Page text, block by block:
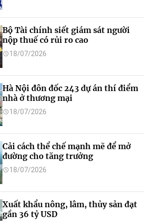
Bộ Tài chính siết giám sát người
nộp thuế có rủi ro cao
18/07/2026
Hà Nội đôn đốc 243 dự án thí điểm
nhà ở thương mại
18/07/2026
Cải cách thể chế mạnh mẽ để mở
đường cho tăng trưởng
18/07/2026
Xuất khẩu nông, lâm, thủy sản đạt
gần 36 tỷ USD